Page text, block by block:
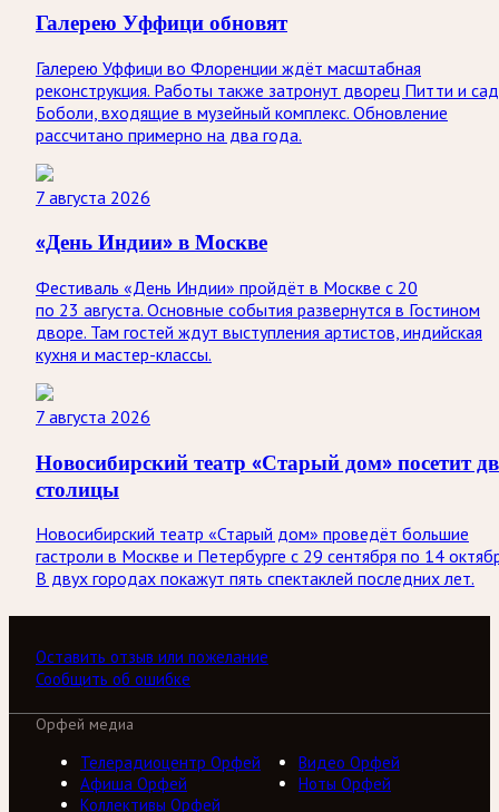
Галерею Уффици обновят
Галерею Уффици во Флоренции ждёт масштабная
реконструкция. Работы также затронут дворец Питти и
Боболи, входящие в музейный комплекс. Обновление
рассчитано примерно на два года.
7 августа 2026
«День Индии» в Москве
Фестиваль «День Индии» пройдёт в Москве с 20
по 23 августа. Основные события развернутся в Гостином
дворе. Там гостей ждут выступления артистов, индийская
кухня и мастер-классы.
7 августа 2026
Новосибирский театр «Старый дом» посетит
столицы
Новосибирский театр «Старый дом» проведёт большие
гастроли в Москве и Петербурге с 29 сентября по 14
В двух городах покажут пять спектаклей последних лет.
Оставить отзыв или пожелание
Сообщить об ошибке
Орфей медиа
Телерадиоцентр Орфей
Видео Орфей
Афиша Орфей
Ноты Орфей
Коллективы Орфей